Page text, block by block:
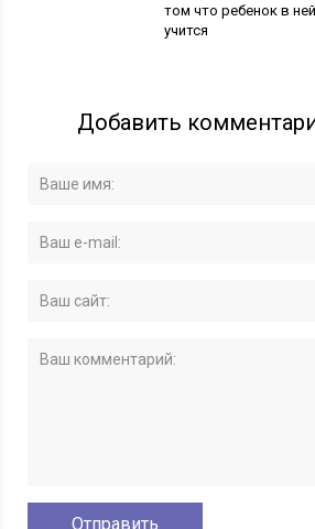
том что ребенок в ней
учится
Добавить